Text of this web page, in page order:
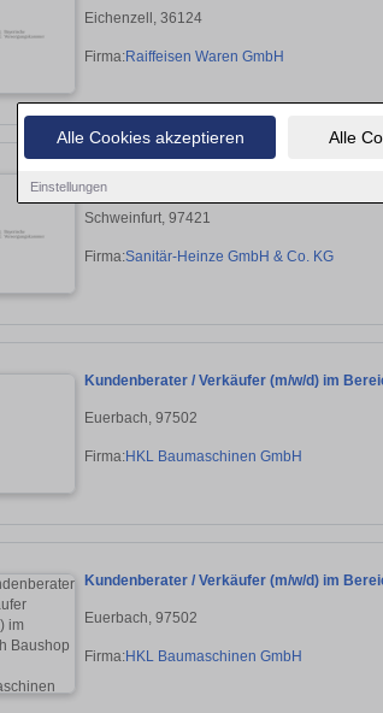
Alle Cookies akzeptieren Alle
Einstellungen
Eichenzell, 36124
Firma:Raiffeisen Waren GmbH
Fachberater (m/w/d) Bäderausstellung SHK
Schweinfurt, 97421
Firma:Sanitär-Heinze GmbH & Co. KG
Kundenberater / Verkäufer (m/w/d) im
Euerbach, 97502
Firma:HKL Baumaschinen GmbH
Kundenberater / Verkäufer (m/w/d) im
Euerbach, 97502
Firma:HKL Baumaschinen GmbH